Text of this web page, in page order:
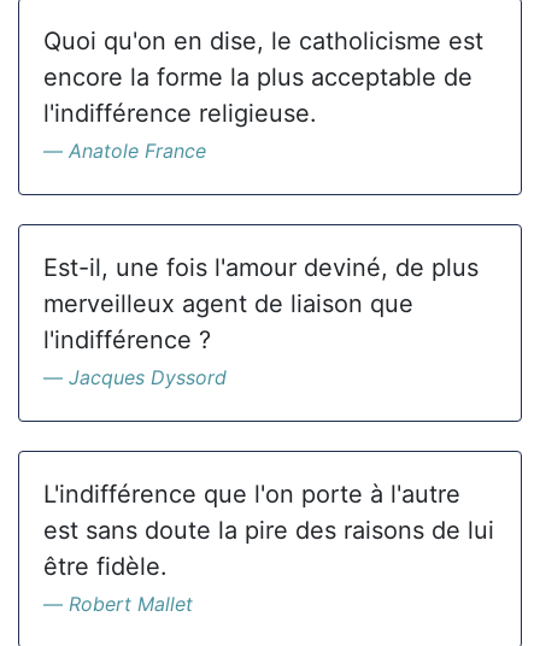
Quoi qu'on en dise, le catholicisme est
encore la forme la plus acceptable de
l'indifférence religieuse.
Anatole France
Est-il, une fois l'amour deviné, de plus
merveilleux agent de liaison que
l'indifférence ?
Jacques Dyssord
L'indifférence que l'on porte à l'autre
est sans doute la pire des raisons de lui
être fidèle.
Robert Mallet